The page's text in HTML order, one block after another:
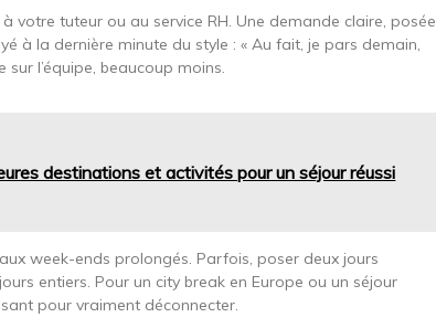
votre tuteur ou au service RH. Une demande claire, posée
à la dernière minute du style : « Au fait, je pars demain,
sur l’équipe, beaucoup moins.
destinations et activités pour un séjour réussi
week-ends prolongés. Parfois, poser deux jours
entiers. Pour un city break en Europe ou un séjour
pour vraiment déconnecter.